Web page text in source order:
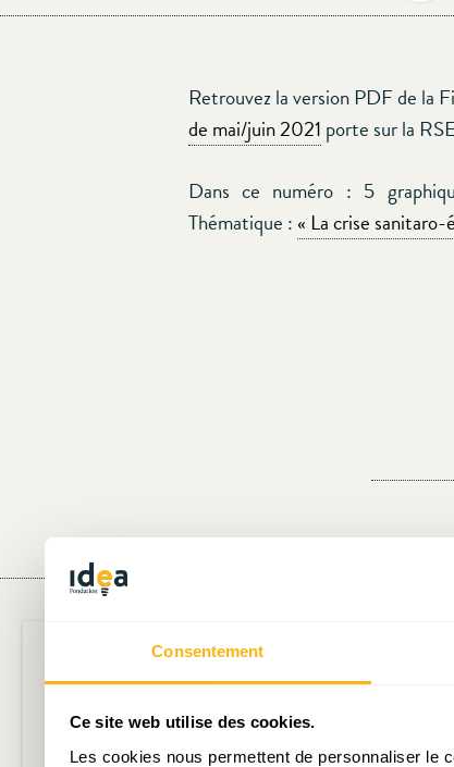
Consentement
Ce site web utilise des cookies.
Les cookies nous permettent de personnaliser le
Retrouvez la version PDF de la
de mai/juin 2021 porte sur la
Dans ce numéro : 5
Thématique : « La crise